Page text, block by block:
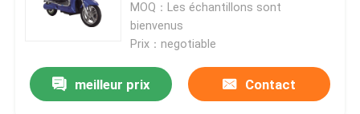
MOQ：Les échantillons sont
bienvenus
Prix：negotiable
meilleur prix Contact